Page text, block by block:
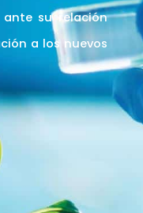
su relación
a los nuevos